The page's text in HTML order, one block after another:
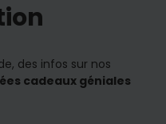
des infos sur nos
cadeaux géniales